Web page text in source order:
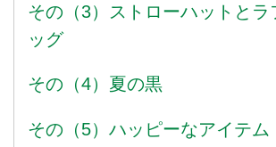
その（3）ストローハットとラ
ッグ
その（4）夏の黒
その（5）ハッピーなアイテム